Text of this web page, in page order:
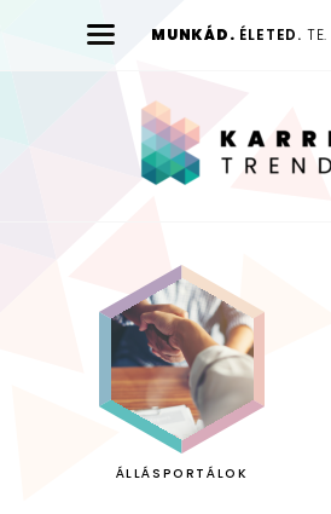
MUNKÁD. ÉLETED. TE.
ÁLLÁSPORTÁLOK